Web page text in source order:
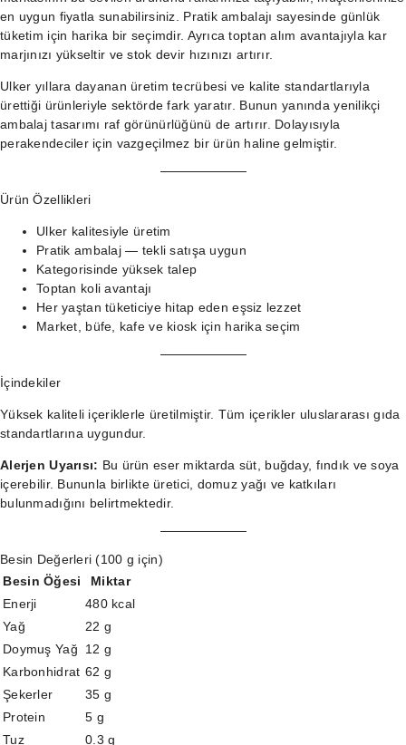
en uygun fiyatla sunabilirsiniz. Pratik ambalajı sayesinde günlük
tüketim için harika bir seçimdir. Ayrıca toptan alım avantajıyla kar
marjınızı yükseltir ve stok devir hızınızı artırır.
Ulker yıllara dayanan üretim tecrübesi ve kalite standartlarıyla
ürettiği ürünleriyle sektörde fark yaratır. Bunun yanında yenilikçi
ambalaj tasarımı raf görünürlüğünü de artırır. Dolayısıyla
perakendeciler için vazgeçilmez bir ürün haline gelmiştir.
Ürün Özellikleri
Ulker kalitesiyle üretim
Pratik ambalaj — tekli satışa uygun
Kategorisinde yüksek talep
Toptan koli avantajı
Her yaştan tüketiciye hitap eden eşsiz lezzet
Market, büfe, kafe ve kiosk için harika seçim
İçindekiler
Yüksek kaliteli içeriklerle üretilmiştir. Tüm içerikler uluslararası gıda
standartlarına uygundur.
Alerjen Uyarısı: Bu ürün eser miktarda süt, buğday, fındık ve soya
içerebilir. Bununla birlikte üretici, domuz yağı ve katkıları
bulunmadığını belirtmektedir.
Besin Değerleri (100 g için)
Besin Öğesi
Miktar
Enerji
480 kcal
Yağ
22 g
Doymuş Yağ
12 g
Karbonhidrat 62 g
Şekerler
35 g
Protein
5 g
Tuz
0.3 g